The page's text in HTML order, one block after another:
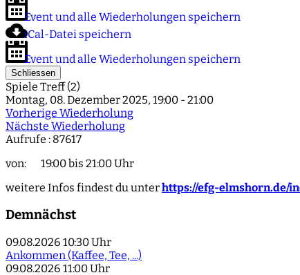
Event und alle Wiederholungen speichern
iCal-Datei speichern
Event und alle Wiederholungen speichern
Schliessen
Spiele Treff (2)
Montag, 08. Dezember 2025, 19:00 - 21:00
Vorherige Wiederholung
Nächste Wiederholung
Aufrufe : 87617
von: 19:00 bis 21:00 Uhr
weitere Infos findest du unterhttps://efg-elmshorn.de/
Demnächst
09.08.2026 10:30 Uhr
Ankommen (Kaffee, Tee, ...)
09.08.2026 11:00 Uhr